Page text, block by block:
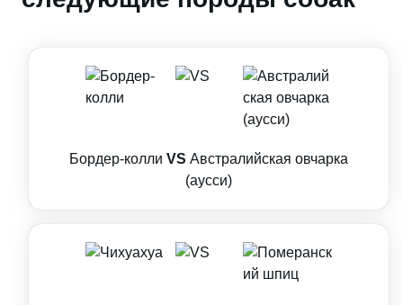
Бордер-колли VS Австралийская овчарка
(аусси)